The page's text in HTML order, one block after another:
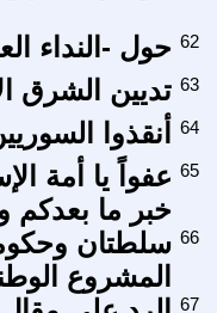
حول -النداء 62
تديين الشرق 63
أنقذوا 64
عفواً يا أمة
خبر ما بعدكم
65
سلطتان
المشروع
66
67